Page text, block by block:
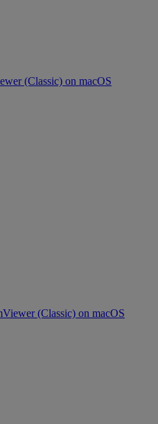
(Classic) on macOS
(Classic) on macOS